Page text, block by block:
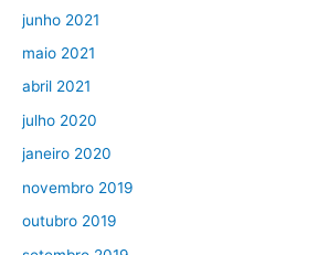
junho 2021
maio 2021
abril 2021
julho 2020
janeiro 2020
novembro 2019
outubro 2019